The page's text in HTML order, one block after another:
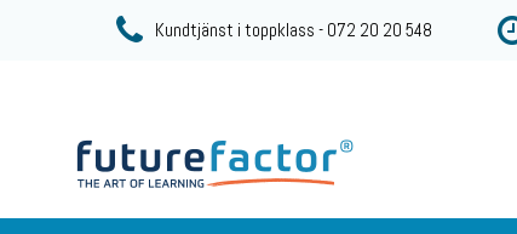
Kundtjänst i toppklass - 072 20 20 548